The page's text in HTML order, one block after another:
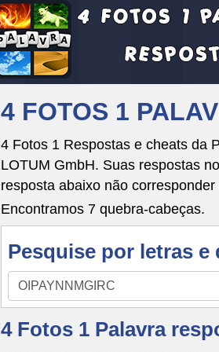
4 FOTOS 1
4 Fotos 1 Respostas e cheats da
LOTUM GmbH. Suas respostas
resposta abaixo não
Encontramos 7 quebra-cabeças.
Pesquise por letras
Pesquise
por
letras
4 Fotos 1 Palavra